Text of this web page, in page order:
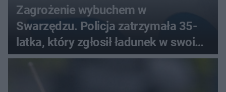
Zagrożenie wybuchem w
Swarzędzu. Policja zatrzymała 35-
latka, który zgłosił ładunek w swoim
aucie